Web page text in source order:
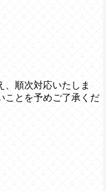
、順次対応いたしま
ことを予めご了承くだ